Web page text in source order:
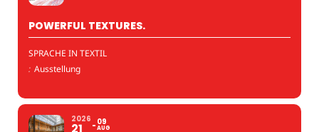
POWERFUL TEXTURES.
SPRACHE IN TEXTIL
: Ausstellung
2026 09
AUG